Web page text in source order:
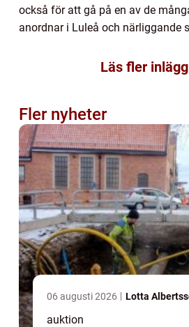
också för att gå på en av de
anordnar i Luleå och närliggande
Läs fler
Fler nyheter
06 augusti 2026 Lotta
auktion